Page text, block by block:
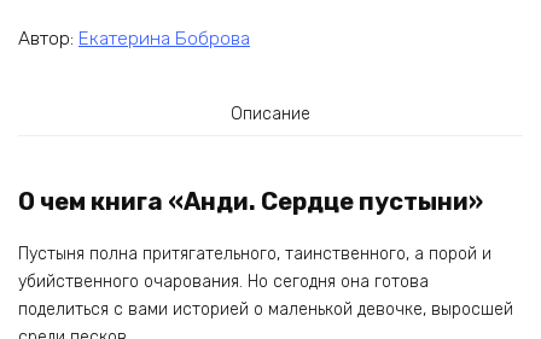
Автор: Екатерина Боброва
Описание
О чем книга «Анди. Сердце пустыни»
Пустыня полна притягательного, таинственного, а порой и
убийственного очарования. Но сегодня она готова
поделиться с вами историей о маленькой девочке, выросшей